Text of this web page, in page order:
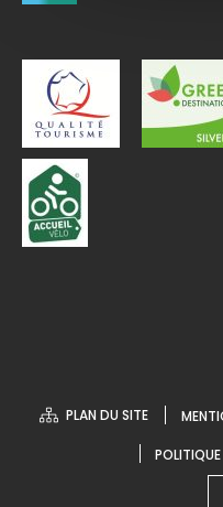
PLAN DU SITE